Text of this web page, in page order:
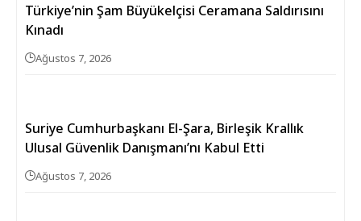
Türkiye’nin Şam Büyükelçisi Ceramana Saldırısını
Kınadı
Ağustos 7, 2026
Suriye Cumhurbaşkanı El-Şara, Birleşik Krallık
Ulusal Güvenlik Danışmanı’nı Kabul Etti
Ağustos 7, 2026